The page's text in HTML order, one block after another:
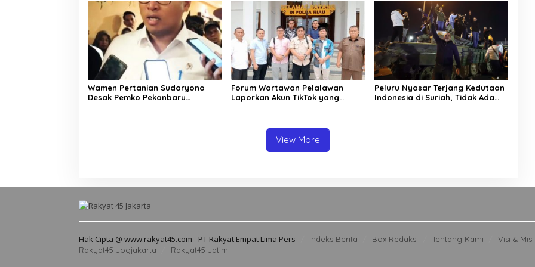
Wamen Pertanian Sudaryono
Desak Pemko Pekanbaru
Forum Wartawan Pelalawan
Laporkan Akun TikTok yang
Peluru Nyasar Terjang Kedutaan
Indonesia di Suriah, Tidak Ada
View More
Hak Cipta @ www.rakyat45.com - PT Rakyat Empat Lima Pers Indeks Berita Box Redaksi Tentang Kami Visi & Misi
Rakyat45 Jogjakarta
Rakyat45 Jatim